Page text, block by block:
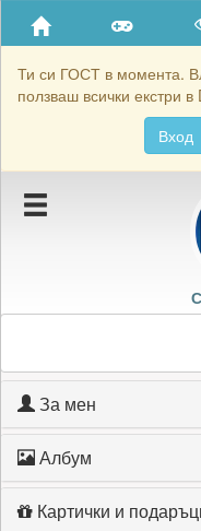
Ти си ГОСТ в момента.
ползваш всички екстри в
Вход
Приятели
Хронология на игри
Подаръците на
Картичките на
Блокирай Стефан
За мен
Албум
Картички и